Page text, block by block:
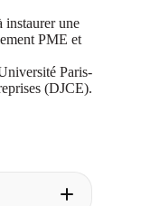
instaurer une
PME et
Paris-
(DJCE).